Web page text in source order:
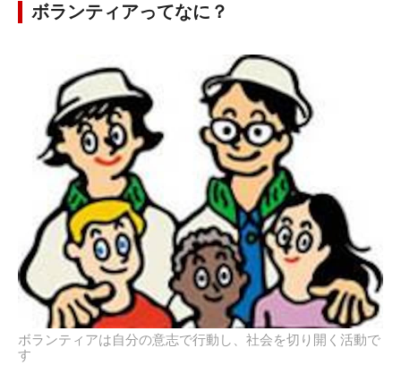
ボランティアってなに？
ボランティアは自分の意志で行動し、社会を切り開く活動で
す